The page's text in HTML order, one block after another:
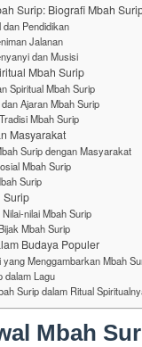
Surip: Biografi Mbah
Pendidikan
Jalanan
dan Musisi
Mbah Surip
Spiritual Mbah Surip
Ajaran Mbah Surip
Mbah Surip
Masyarakat
Surip dengan Masyarakat
Mbah Surip
Surip
Surip
nilai Mbah Surip
Mbah Surip
Budaya Populer
yang Menggambarkan Mbah
dalam Lagu
Surip dalam Ritual
Mbah